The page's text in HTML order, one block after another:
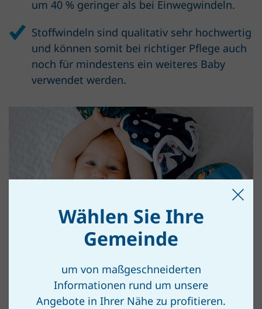
um 40 % geringer als bei Einwegwindeln.
Stoffwindeln sind qualitativ sehr hochwertig
und können somit bei richtiger Pflege auch
noch für mindestens ein weiteres Baby
verwendet werden.
Wählen Sie Ihre
Gemeinde
um von maßgeschneiderten
Informationen rund um unsere
Angebote in Ihrer Nähe zu profitieren.